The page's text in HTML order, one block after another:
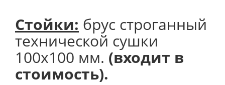
Стойки: брус строганный
технической сушки
100х100 мм. (входит в
стоимость).